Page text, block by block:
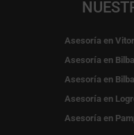
Asesoría en
Asesoría en
Asesoría en
Asesoría en
Asesoría en